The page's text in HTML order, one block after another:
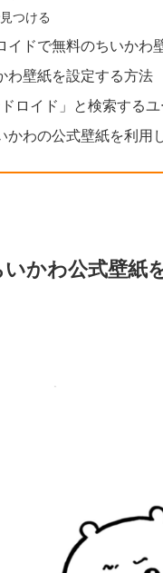
つける
イドで無料のちいか
わ壁紙を設定する方法
ドロイド」と検索する
かわの公式壁紙を利用
かわ公式壁紙